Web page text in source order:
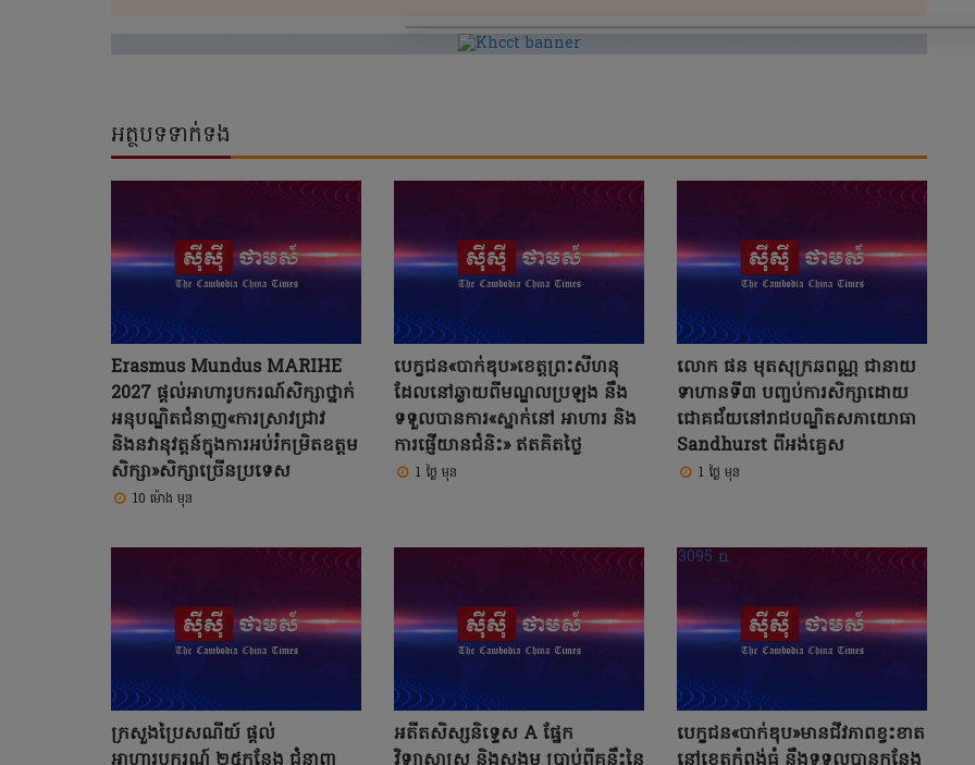
អត្ថបទទាក់ទង
Erasmus Mundus MARIHE
2027 ផ្តល់អាហារូបករណ៍សិក្សាថ្នាក់
អនុបណ្ឌិតជំនាញ«ការស្រាវជ្រាវ
និងនវានុវត្តន៍ក្នុងការអប់រំកម្រិតឧត្តម
សិក្សា»សិក្សាច្រើនប្រទេស
10 ម៉ោង មុន
បេក្ខជន«បាក់ឌុប»ខេត្តព្រះសីហនុ
ដែលនៅឆ្ងាយពីមណ្ឌលប្រឡង នឹង
ទទួលបានការ«ស្នាក់នៅ អាហារ និង
ការផ្ញើយានជំនិះ» ឥតគិតថ្លៃ
1 ថ្ងៃ មុន
លោក ផន មុតសុក្រឆពណ្ណ ជានាយ
ទាហានទី៣ បញ្ចប់ការសិក្សាដោយ
ជោគជ័យនៅរាជបណ្ឌិតសភាយោធា
Sandhurst ពីអង់គ្លេស
1 ថ្ងៃ មុន
ក្រសួងប្រៃសណីយ៍ ផ្តល់
អតីតសិស្សនិទ្ទេស A ផ្នែក
បេក្ខជន«បាក់ឌុប»មានជីវភាពខ្វះខាត